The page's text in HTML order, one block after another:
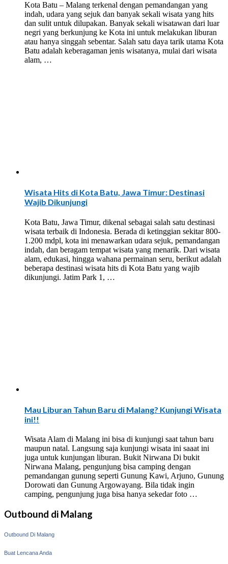
Kota Batu – Malang terkenal dengan pemandangan yang
indah, udara yang sejuk dan banyak sekali wisata yang hits
dan sulit untuk dilupakan. Banyak sekali wisatawan dari luar
negri yang berkunjung ke Kota ini untuk melakukan liburan
atau hanya singgah sebentar. Salah satu daya tarik utama Kota
Batu adalah keberagaman jenis wisatanya, mulai dari wisata
alam, …
Wisata Hits di Kota Batu, Jawa Timur: Destinasi
Wajib Dikunjungi
Kota Batu, Jawa Timur, dikenal sebagai salah satu destinasi
wisata terbaik di Indonesia. Berada di ketinggian sekitar 800-
1.200 mdpl, kota ini menawarkan udara sejuk, pemandangan
indah, dan beragam tempat wisata yang menarik. Dari wisata
alam, edukasi, hingga wahana permainan seru, berikut adalah
beberapa destinasi wisata hits di Kota Batu yang wajib
dikunjungi. Jatim Park 1, …
Mau Liburan Tahun Baru di Malang? Kunjungi Wisata
ini!!
Wisata Alam di Malang ini bisa di kunjungi saat tahun baru
maupun natal. Langsung saja kunjungi wisata ini saaat ini
juga untuk kunjungan liburan. Bukit Nirwana Di bukit
Nirwana Malang, pengunjung bisa camping dengan
pemandangan gunung seperti Gunung Kawi, Arjuno, Gunung
Dorowati dan Gunung Argowayang. Bila tidak ingin
camping, pengunjung juga bisa hanya sekedar foto …
Outbound di Malang
Outbound Di Malang
Buat Lencana Anda